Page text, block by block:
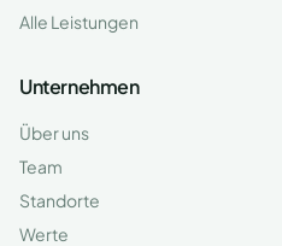
Alle Leistungen
Unternehmen
Über uns
Team
Standorte
Werte